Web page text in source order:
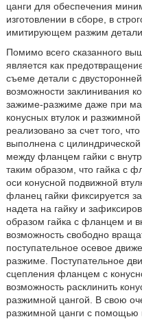
цанги для обеспечения
изготовлении в сборе, в
имитирующем разжим детали.
Помимо всего сказанного
является как
съеме детали с
возможности заклинивания
зажиме-разжиме даже при
конусных втулок и
реализовано за счет того,
выполнена с
между фланцем гайки с
таким образом, что гайка с
оси конусной подвижной
фланец гайки фиксируется
надета на гайку и
образом гайка с фланцем и
возможность свободно
поступательное осевое
разжиме. Поступательное
сцепления фланцем с
возможность расклинить
разжимной цангой. В свою
разжимной цанги с помощью